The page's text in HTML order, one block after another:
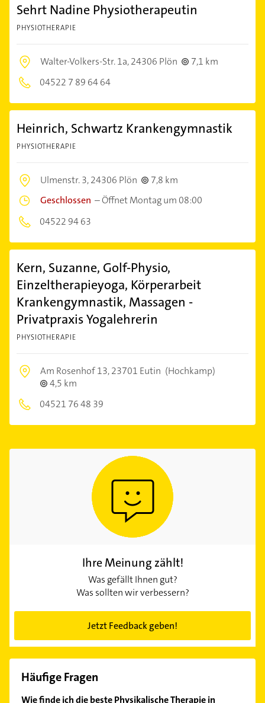
Sehrt Nadine Physiotherapeutin
PHYSIOTHERAPIE
Walter-Volkers-Str. 1a,24306 Plön
7,1 km
04522 7 89 64 64
Heinrich, Schwartz Krankengymnastik
PHYSIOTHERAPIE
Ulmenstr. 3,24306 Plön
7,8 km
Geschlossen –Öffnet Montag um 08:00
04522 94 63
Kern, Suzanne, Golf-Physio,
Einzeltherapieyoga, Körperarbeit
Krankengymnastik, Massagen -
Privatpraxis Yogalehrerin
PHYSIOTHERAPIE
Am Rosenhof 13,23701 Eutin (Hochkamp)
4,5 km
04521 76 48 39
Ihre Meinung zählt!
Was gefällt Ihnen gut?
Was sollten wir verbessern?
Jetzt Feedback geben!
Häufige Fragen
Wie finde ich die beste Physikalische Therapie in